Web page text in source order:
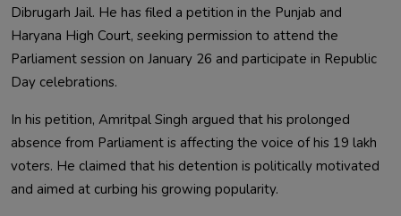
Dibrugarh Jail. He has filed a petition in the Punjab and
Haryana High Court, seeking permission to attend the
Parliament session on January 26 and participate in Republic
Day celebrations.
In his petition, Amritpal Singh argued that his prolonged
absence from Parliament is affecting the voice of his 19 lakh
voters. He claimed that his detention is politically motivated
and aimed at curbing his growing popularity.